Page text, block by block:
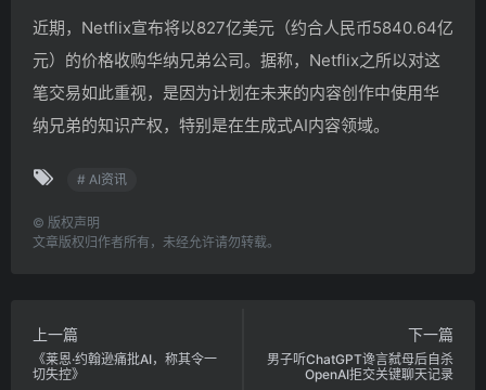
近期，Netflix宣布将以827亿美元（约合人民币5840.64亿
元）的价格收购华纳兄弟公司。据称，Netflix之所以对这
笔交易如此重视，是因为计划在未来的内容创作中使用华
纳兄弟的知识产权，特别是在生成式AI内容领域。
# AI资讯
© 版权声明
文章版权归作者所有，未经允许请勿转载。
上一篇
《莱恩·约翰逊痛批AI，称其令一
切失控》
下一篇
男子听ChatGPT谗言弑母后自杀
OpenAI拒交关键聊天记录